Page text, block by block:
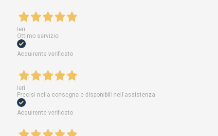
Ieri
Ottimo servizio
Acquirente verificato
Ieri
Precisi nella consegna e disponibili nell'assistenza
Acquirente verificato